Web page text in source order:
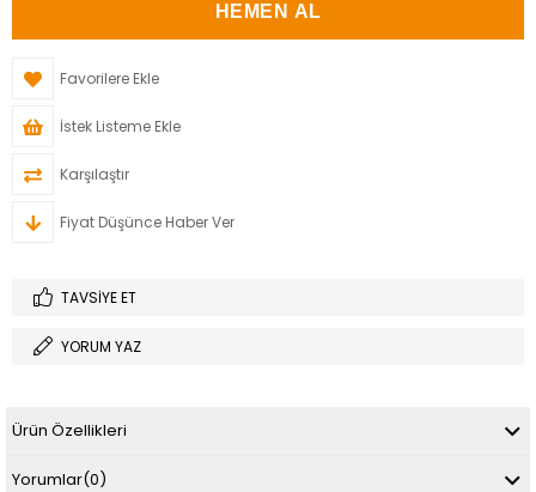
Favorilere Ekle
İstek Listeme Ekle
Karşılaştır
Fiyat Düşünce Haber Ver
TAVSIYE ET
YORUM YAZ
Ürün Özellikleri
Yorumlar(0)